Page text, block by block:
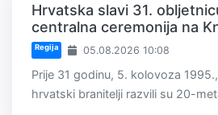
Hrvatska slavi 31.
centralna ceremonija na
Regija 05.08.2026 10:08
Prije 31 godinu, 5. kolovoza
hrvatski branitelji razvili su 20-